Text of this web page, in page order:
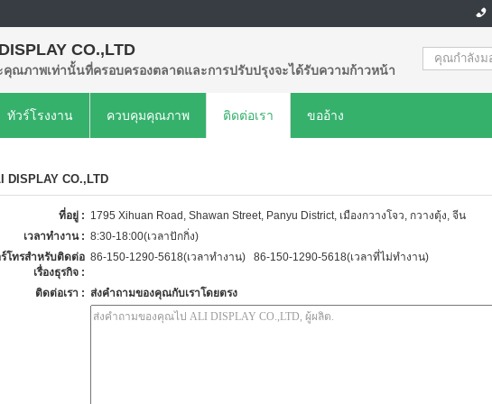
CO.,LTD
คุณภาพเท่านั้นที่ครอบครองตลาดและการปรับปรุงจะได้รับความก้าวหน้า
ทัวร์โรงงาน ควบคุมคุณภาพ ติดต่อเรา ขออ้าง
DISPLAY CO.,LTD
ที่อยู่ : 1795 Xihuan Road, Shawan Street, Panyu District, เมืองกวางโจว, กวางตุ้ง, จีน
เวลาทำงาน : 8:30-18:00(เวลาปักกิ่ง)
ร์โทรสำหรับติดต่อ
เรื่องธุรกิจ :
86-150-1290-5618(เวลาทำงาน) 86-150-1290-5618(เวลาที่ไม่ทำงาน)
ติดต่อเรา : ส่งคำถามของคุณกับเราโดยตรง